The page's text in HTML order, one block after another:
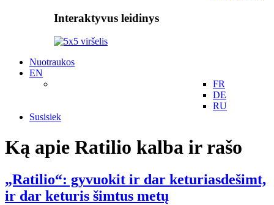
Interaktyvus leidinys
Nuotraukos
EN
FR
DE
RU
Susisiek
Ką apie Ratilio kalba ir rašo
„Ratilio“: gyvuokit ir dar keturiasdešimt,
ir dar keturis šimtus metų